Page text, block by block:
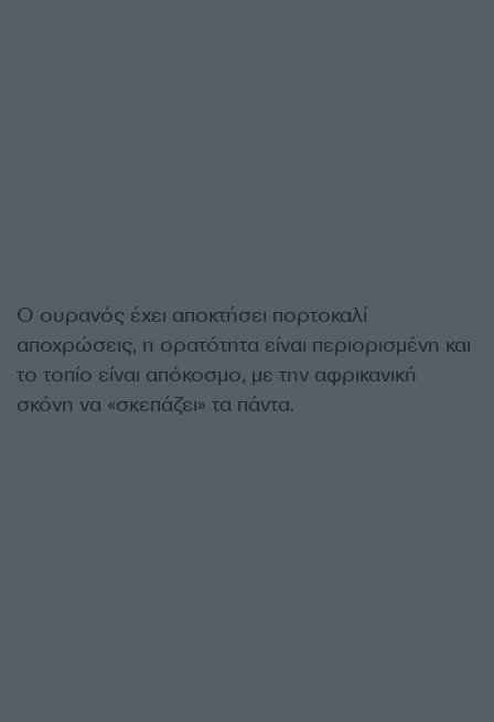
Ο ουρανός έχει αποκτήσει πορτοκαλί
αποχρώσεις, η ορατότητα είναι περιορισμένη και
το τοπίο είναι απόκοσμο, με την αφρικανική
σκόνη να «σκεπάζει» τα πάντα.